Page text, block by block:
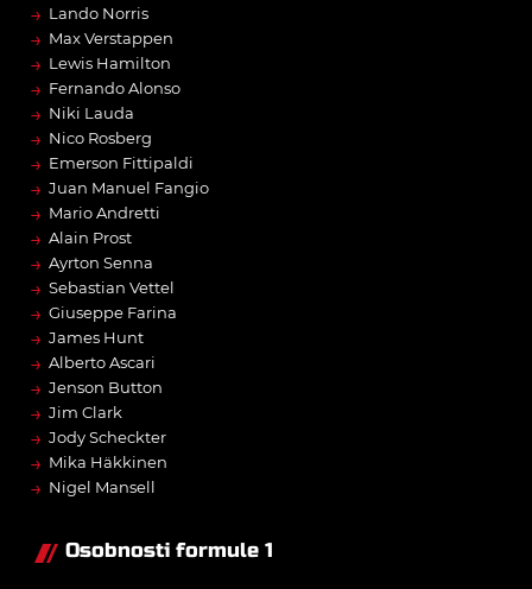
→ Lando Norris
→ Max Verstappen
→ Lewis Hamilton
→ Fernando Alonso
→ Niki Lauda
→ Nico Rosberg
→ Emerson Fittipaldi
→ Juan Manuel Fangio
→ Mario Andretti
→ Alain Prost
→ Ayrton Senna
→ Sebastian Vettel
→ Giuseppe Farina
→ James Hunt
→ Alberto Ascari
→ Jenson Button
→ Jim Clark
→ Jody Scheckter
→ Mika Häkkinen
→ Nigel Mansell
Osobnosti formule 1